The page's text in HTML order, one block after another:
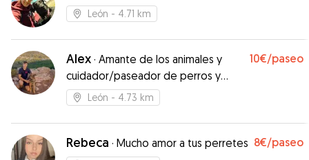
León - 4.71 km
Alex · Amante de los animales y
cuidador/paseador de perros y
gatos
10€/paseo
León - 4.73 km
Rebeca · Mucho amor a tus perretes 8€/paseo